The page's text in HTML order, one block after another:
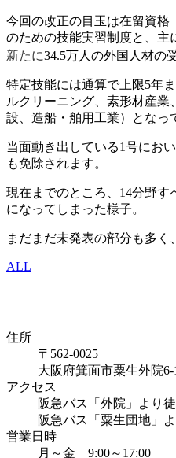
今回の改正の目玉は在留資格
のための技能実習制度と、主
新たに34.5万人の外国人材の
特定技能には通算で上限5年
ルクリーニング、素形材産
設、造船・舶用工業）となっ
当面動き出している1号にお
も免除されます。
現在までのところ、14分野
になってしまった様子。
まだまだ未発表の部分も多く
ALL
住所
〒562-0025
大阪府箕面市粟生外院6-
アクセス
阪急バス「外院」より
阪急バス「粟生団地」
営業日時
月～金 9:00～17:00